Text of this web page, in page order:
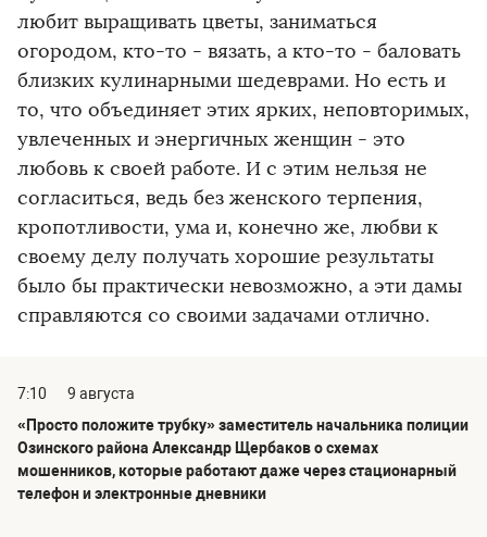
любит выращивать цветы, заниматься
огородом, кто-то - вязать, а кто-то - баловать
близких кулинарными шедеврами. Но есть и
то, что объединяет этих ярких, неповторимых,
увлеченных и энергичных женщин - это
любовь к своей работе. И с этим нельзя не
согласиться, ведь без женского терпения,
кропотливости, ума и, конечно же, любви к
своему делу получать хорошие результаты
было бы практически невозможно, а эти дамы
справляются со своими задачами отлично.
7:10
9 августа
«Просто положите трубку» заместитель начальника полиции
Озинского района Александр Щербаков о схемах
мошенников, которые работают даже через стационарный
телефон и электронные дневники